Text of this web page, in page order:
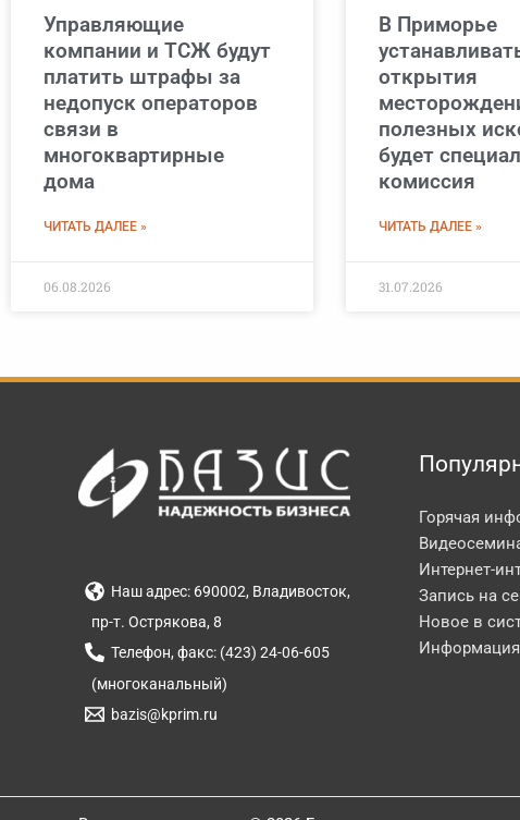
Управляющие
компании и ТСЖ будут
платить штрафы за
недопуск операторов
связи в
многоквартирные
дома
ЧИТАТЬ ДАЛЕЕ »
06.08.2026
В Приморье
открытия
полезных
будет
комиссия
ЧИТАТЬ ДАЛЕЕ »
31.07.2026
Наш адрес: 690002, Владивосток,
пр-т. Острякова, 8
Телефон, факс: (423) 24-06-605
(многоканальный)
bazis@kprim.ru
Горячая
Интернет-
Запись на
Новое в
Информация